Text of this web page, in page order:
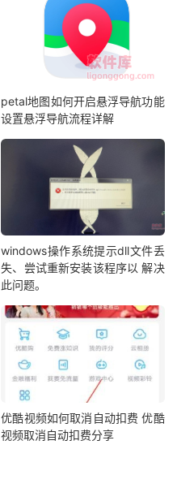
petal地图如何开启悬浮导航功能
设置悬浮导航流程详解
windows操作系统提示dll文件丢
失、尝试重新安装该程序以 解决
此问题。
优酷视频如何取消自动扣费 优酷
视频取消自动扣费分享